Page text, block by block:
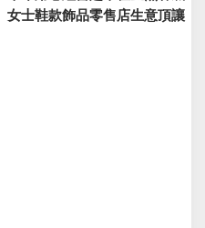
女士鞋款飾品零售店生意頂讓